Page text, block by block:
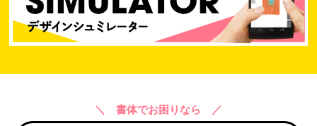
＼ 書体でお困りなら ／